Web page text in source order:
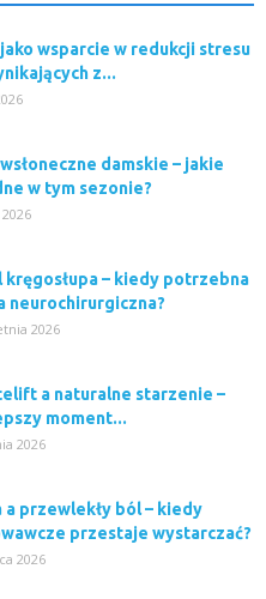
wsparcie w redukcji stresu
z...
damskie – jakie
w tym sezonie?
kręgosłupa – kiedy potrzebna
neurochirurgiczna?
2026
a naturalne starzenie –
moment...
2026
przewlekły ból – kiedy
przestaje wystarczać?
2026